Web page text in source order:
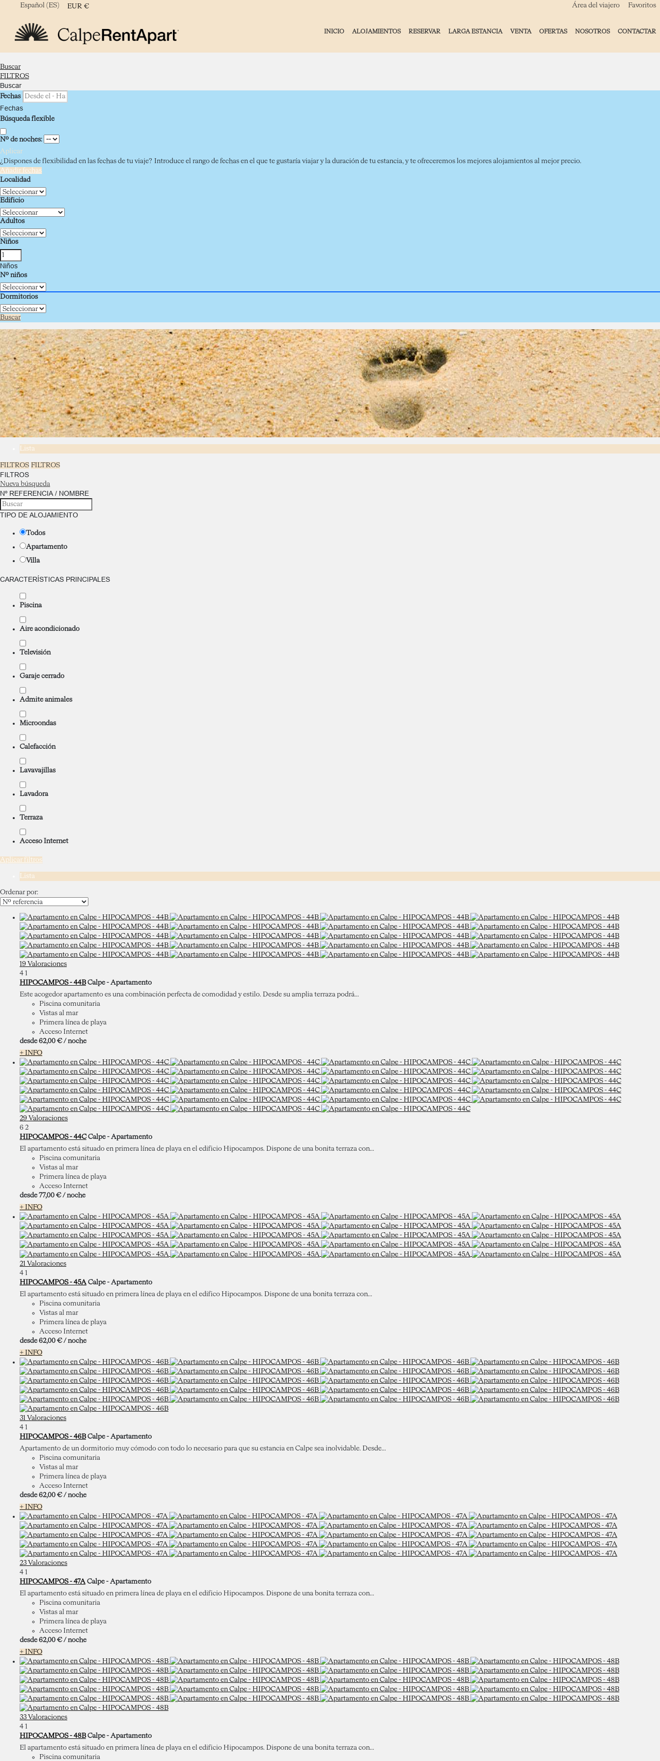
Español (ES) EUR € Favoritos
Área del viajero
INICIO ALOJAMIENTOS RESERVAR LARGA ESTANCIA VENTA OFERTAS NOSOTROS CONTACTAR
Buscar
FILTROS
Buscar
Fechas
Fechas
Búsqueda flexible
Nº de noches:
Aplicar
¿Dispones de flexibilidad en las fechas de tu viaje? Introduce el rango de fechas en el que te gustaría viajar y la duración de tu estancia, y te ofreceremos los mejores alojamientos al mejor precio.
Añadir fechas
Localidad
Edificio
Adultos
Niños
Niños
Nº niños
Dormitorios
Buscar
Lista
FILTROS FILTROS
FILTROS
Nueva búsqueda
Nº REFERENCIA / NOMBRE
TIPO DE ALOJAMIENTO
Todos
Apartamento
Villa
CARACTERÍSTICAS PRINCIPALES
Piscina
Aire acondicionado
Televisión
Garaje cerrado
Admite animales
Microondas
Calefacción
Lavavajillas
Lavadora
Terraza
Acceso Internet
Aplicar filtros
Lista
Ordenar por:
19 Valoraciones
4 1
HIPOCAMPOS - 44B Calpe - Apartamento
Este acogedor apartamento es una combinación perfecta de comodidad y estilo. Desde su amplia terraza podrá...
Piscina comunitaria
Vistas al mar
Primera línea de playa
Acceso Internet
desde 62,00 € / noche
+ INFO
29 Valoraciones
6 2
HIPOCAMPOS - 44C Calpe - Apartamento
El apartamento está situado en primera línea de playa en el edificio Hipocampos. Dispone de una bonita terraza con...
Piscina comunitaria
Vistas al mar
Primera línea de playa
Acceso Internet
desde 77,00 € / noche
+ INFO
21 Valoraciones
4 1
HIPOCAMPOS - 45A Calpe - Apartamento
El apartamento está situado en primera línea de playa en el edifico Hipocampos. Dispone de una bonita terraza con...
Piscina comunitaria
Vistas al mar
Primera línea de playa
Acceso Internet
desde 62,00 € / noche
+ INFO
31 Valoraciones
4 1
HIPOCAMPOS - 46B Calpe - Apartamento
Apartamento de un dormitorio muy cómodo con todo lo necesario para que su estancia en Calpe sea inolvidable. Desde...
Piscina comunitaria
Vistas al mar
Primera línea de playa
Acceso Internet
desde 62,00 € / noche
+ INFO
23 Valoraciones
4 1
HIPOCAMPOS - 47A Calpe - Apartamento
El apartamento está situado en primera línea de playa en el edificio Hipocampos. Dispone de una bonita terraza con...
Piscina comunitaria
Vistas al mar
Primera línea de playa
Acceso Internet
desde 62,00 € / noche
+ INFO
33 Valoraciones
4 1
HIPOCAMPOS - 48B Calpe - Apartamento
El apartamento está situado en primera línea de playa en el edificio Hipocampos. Dispone de una bonita terraza con...
Piscina comunitaria